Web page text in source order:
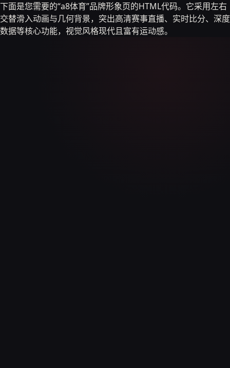
下面是您需要的“a8体育”品牌形象页的HTML代码。它采用左右
交替滑入动画与几何背景，突出高清赛事直播、实时比分、深度
数据等核心功能，视觉风格现代且富有运动感。